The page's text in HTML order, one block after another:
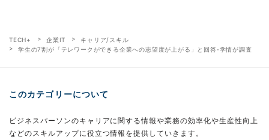
TECH+ 企業IT
キャリア/スキル
学生の7割が「テレワークができる企業への志望度が上がる」と回答‐学情が調査
このカテゴリーについて
ビジネスパーソンのキャリアに関する情報や業務の効率化や生産性向上
などのスキルアップに役立つ情報を提供していきます。